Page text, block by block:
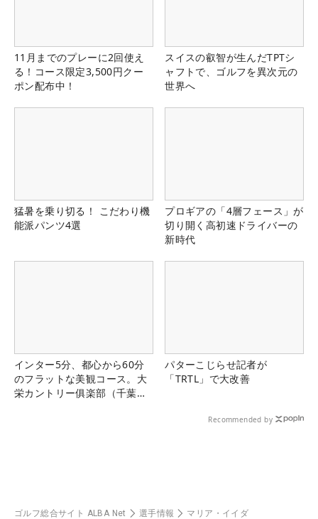
11月までのプレーに2回使え
る！コース限定3,500円クー
ポン配布中！
スイスの叡智が生んだTPTシ
ャフトで、ゴルフを異次元の
世界へ
猛暑を乗り切る！ こだわり機
能派パンツ4選
プロギアの「4層フェース」が
切り開く高初速ドライバーの
新時代
インター5分、都心から60分
のフラットな美観コース。大
栄カントリー俱楽部（千葉
パターこじらせ記者が
「TRTL」で大改善
Recommended by
ゴルフ総合サイト ALBA Net 選手情報 マリア・イイダ